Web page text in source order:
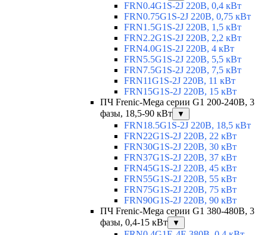
FRN0.4G1S-2J 220В, 0,4 кВт
FRN0.75G1S-2J 220В, 0,75 кВт
FRN1.5G1S-2J 220В, 1,5 кВт
FRN2.2G1S-2J 220В, 2,2 кВт
FRN4.0G1S-2J 220В, 4 кВт
FRN5.5G1S-2J 220В, 5,5 кВт
FRN7.5G1S-2J 220В, 7,5 кВт
FRN11G1S-2J 220В, 11 кВт
FRN15G1S-2J 220В, 15 кВт
ПЧ Frenic-Mega серии G1 200-240В, 3
фазы, 18,5-90 кВт
▼
FRN18.5G1S-2J 220В, 18,5 кВт
FRN22G1S-2J 220В, 22 кВт
FRN30G1S-2J 220В, 30 кВт
FRN37G1S-2J 220В, 37 кВт
FRN45G1S-2J 220В, 45 кВт
FRN55G1S-2J 220В, 55 кВт
FRN75G1S-2J 220В, 75 кВт
FRN90G1S-2J 220В, 90 кВт
ПЧ Frenic-Mega серии G1 380-480В, 3
фазы, 0,4-15 кВт
▼